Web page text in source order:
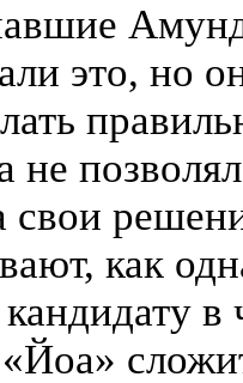
это, но
не
свои
как
в
«Йоа»